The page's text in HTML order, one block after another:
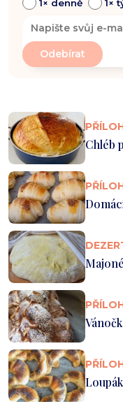
1× denně 1×
Chléb